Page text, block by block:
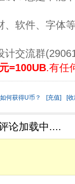
软件、字体
交流群
=100UB.有任
如何获得U币？ [充值] [
论加载中....